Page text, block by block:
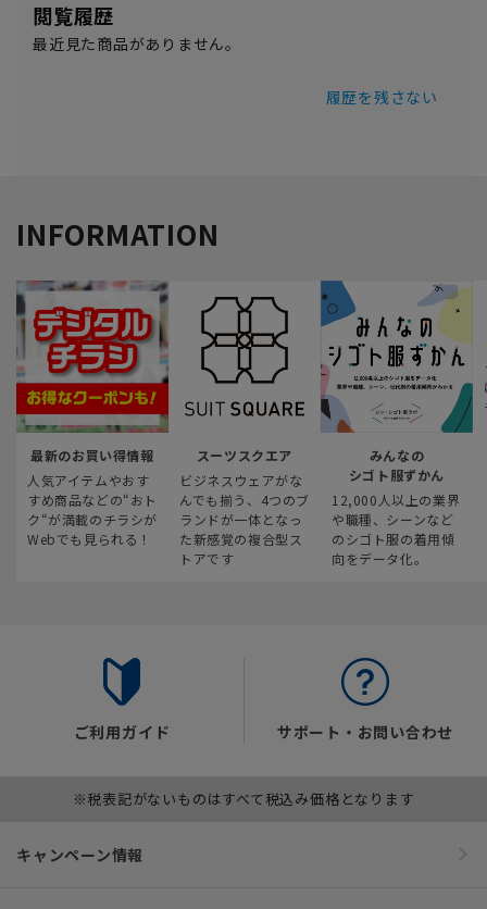
閲覧履歴
最近見た商品がありません。
履歴を残さない
INFORMATION
最新のお買い得情報
人気アイテムやおす
すめ商品などの“おト
ク“が満載のチラシが
Webでも見られる！
スーツスクエア
ビジネスウェアがな
んでも揃う、4つのブ
ランドが一体となっ
た新感覚の複合型ス
トアです
みんなの
シゴト服ずかん
12,000人以上の業界
や職種、シーンなど
のシゴト服の着用傾
向をデータ化。
ご利用ガイド サポート・お問い合わせ
※税表記がないものはすべて税込み価格となります
キャンペーン情報